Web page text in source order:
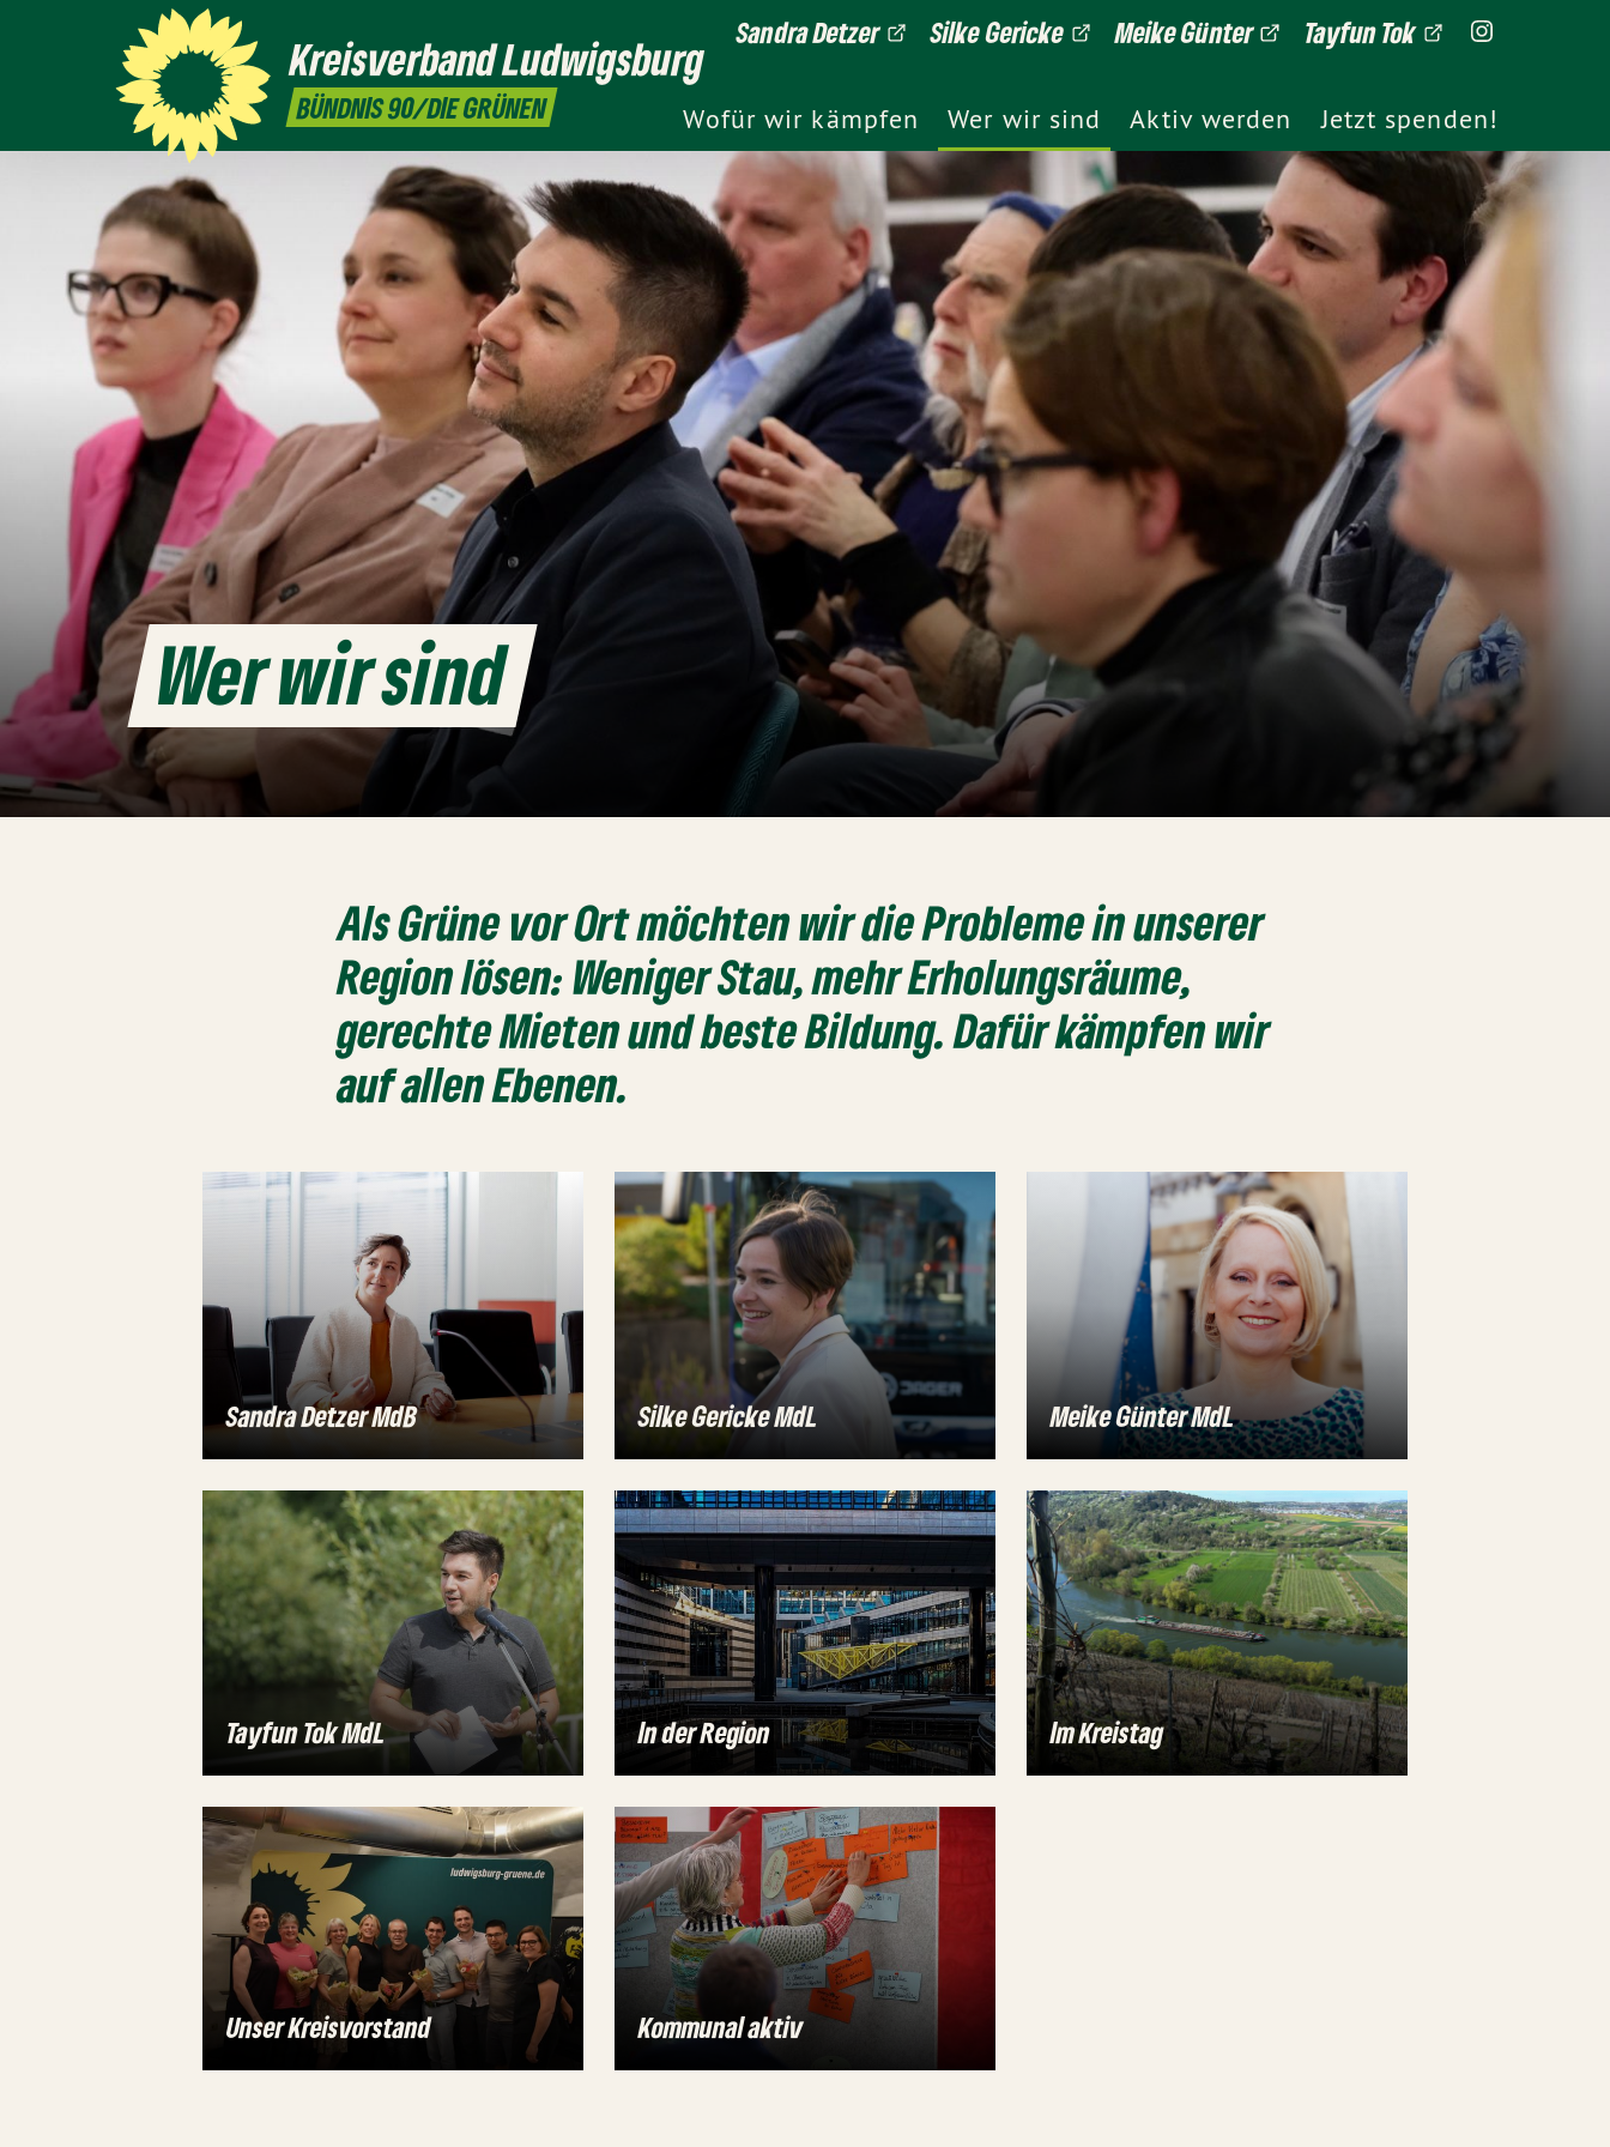
KreisverbandLudwigsburg
BÜNDNIS 90/DIE GRÜNEN
Sandra Detzer Silke Gericke Meike Günter Tayfun Tok
Wofür wir kämpfen Wer wir sind Aktiv werden Jetzt spenden!
Wer wir sind
Als Grüne vor Ort möchten wir die Probleme in unserer
Region lösen: Weniger Stau, mehr Erholungsräume,
gerechte Mieten und beste Bildung. Dafür kämpfen wir
auf allen Ebenen.
Sandra Detzer MdB Silke Gericke MdL Meike Günter MdL
Tayfun Tok MdL In der Region Im Kreistag
Unser Kreisvorstand Kommunal aktiv